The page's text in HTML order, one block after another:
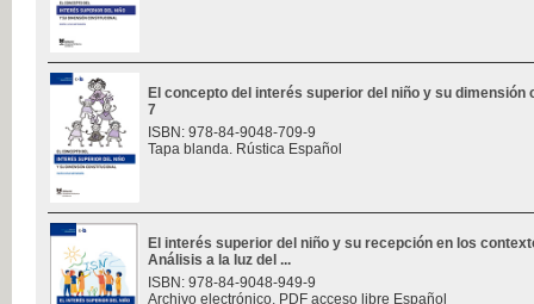
El concepto del interés superior del niño y su dimensión
7
ISBN: 978-84-9048-709-9
Tapa blanda. Rústica Español
El interés superior del niño y su recepción en los
Análisis a la luz del ...
ISBN: 978-84-9048-949-9
Archivo electrónico. PDF acceso libre Español